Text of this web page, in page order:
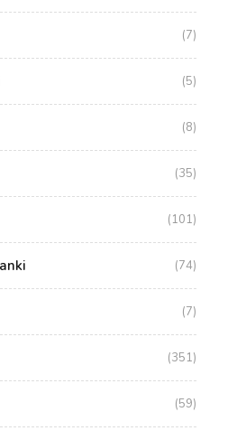
(7)
(5)
(8)
(35)
(101)
(74)
(7)
(351)
(59)